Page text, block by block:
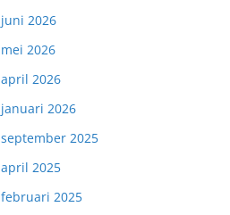
juni 2026
mei 2026
april 2026
januari 2026
september 2025
april 2025
februari 2025